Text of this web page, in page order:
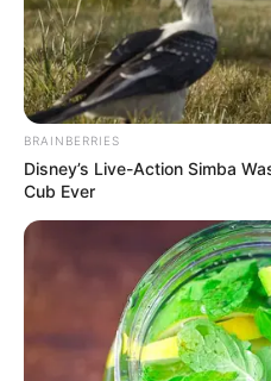
BRAINBERRIES
Disney’s Live-Action Simba
Cub Ever